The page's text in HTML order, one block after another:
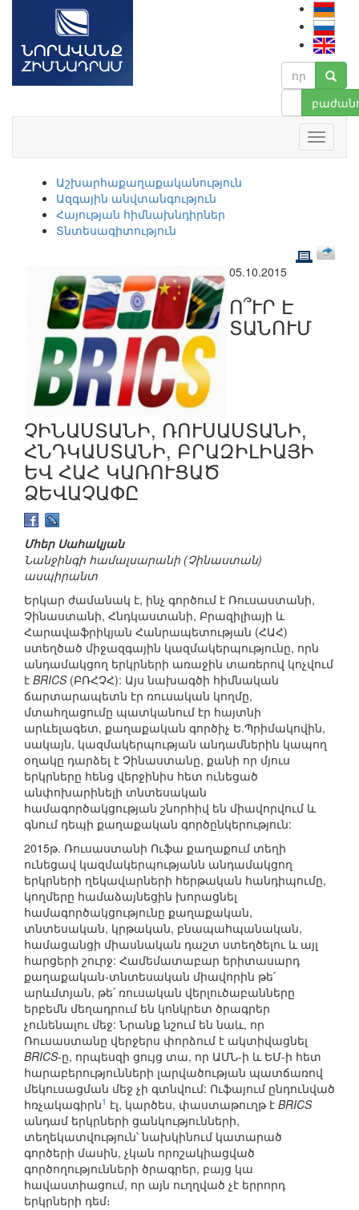
Աշխարհաքաղաքականություն
Ազգային անվտանգություն
Հայության հիմնախնդիրներ
Տնտեսագիտություն
05.10.2015
Ո՞ՒՐ Է
ՏԱՆՈՒՄ
ՉԻՆԱՍՏԱՆԻ, ՌՈՒՍԱՍՏԱՆԻ,
ՀՆԴԿԱՍՏԱՆԻ, ԲՐԱԶԻԼԻԱՅԻ
ԵՎ ՀԱՀ ԿԱՌՈՒՑԱԾ
ՁԵՎԱՉԱՓԸ
Մհեր Սահակյան
Նանջինգի համալսարանի (Չինաստան)
ասպիրանտ
Երկար ժամանակ է, ինչ գործում է Ռուսաստանի,
Չինաստանի, Հնդկաստանի, Բրազիլիայի և
Հարավաֆրիկյան Հանրապետության (ՀԱՀ)
ստեղծած միջազգային կազմակերպությունը, որն
անդամակցող երկրների առաջին տառերով կոչվում
է BRICS(ԲՌՀՉՀ): Այս նախագծի հիմնական
ճարտարապետն էր ռուսական կողմը,
մտահղացումը պատկանում էր հայտնի
արևելագետ, քաղաքական գործիչ Ե.Պրիմակովին,
սակայն, կազմակերպության անդամներին կապող
օղակը դարձել է Չինաստանը, քանի որ մյուս
երկրները հենց վերջինիս հետ ունեցած
անփոխարինելի տնտեսական
համագործակցության շնորհիվ են միավորվում և
գնում դեպի քաղաքական գործընկերություն:
2015թ. Ռուսաստանի Ուֆա քաղաքում տեղի
ունեցավ կազմակերպությանն անդամակցող
երկրների ղեկավարների հերթական հանդիպումը,
կողմերը համաձայնեցին խորացնել
համագործակցությունը քաղաքական,
տնտեսական, կրթական, բնապահպանական,
համացանցի միասնական դաշտ ստեղծելու և այլ
հարցերի շուրջ: Համեմատաբար երիտասարդ
քաղաքական-տնտեսական միավորին թե՛
արևմտյան, թե՛ ռուսական վերլուծաբանները
երբեմն մեղադրում են կոնկրետ ծրագրեր
չունենալու մեջ: Նրանք նշում են նաև, որ
Ռուսաստանը վերջերս փորձում է ակտիվացնել
BRICS-ը, որպեսզի ցույց տա, որ ԱՄՆ-ի և ԵՄ-ի հետ
հարաբերությունների լարվածության պատճառով
մեկուսացման մեջ չի գտնվում: Ուֆայում ընդունված
հռչակագիրն1 էլ, կարծես, փաստաթուղթ է BRICS
անդամ երկրների ցանկությունների,
տեղեկատվություն՝ նախկինում կատարած
գործերի մասին, չկան որոշակիացված
գործողությունների ծրագրեր, բայց կա
հավաստիացում, որ այն ուղղված չէ երրորդ
երկրների դեմ։